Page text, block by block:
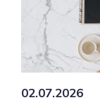
02.07.2026